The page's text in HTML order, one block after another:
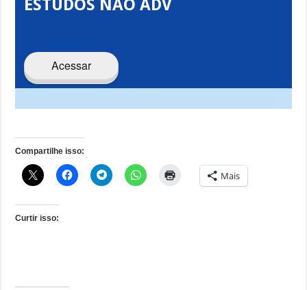
ESTUDOS NÃO ADV
Acessar
Compartilhe isso:
Mais
Curtir isso: